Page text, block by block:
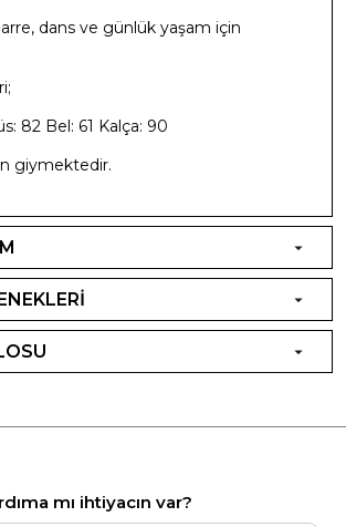
dans ve günlük yaşam için
82 Bel: 61 Kalça: 90
giymektedir.
mı ihtiyacın var?